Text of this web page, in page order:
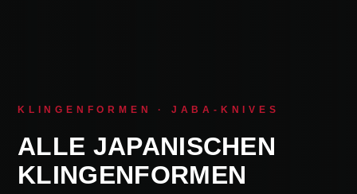
KLINGENFORMEN · JABA-KNIVES
ALLE JAPANISCHEN
KLINGENFORMEN